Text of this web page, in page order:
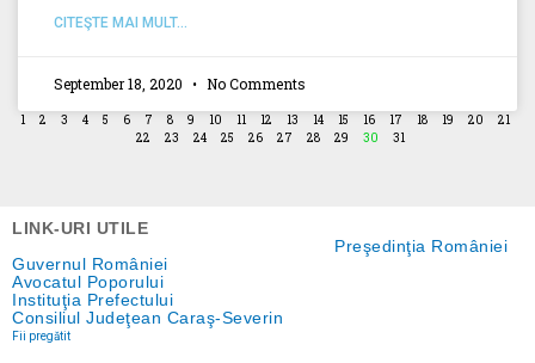
CITEŞTE MAI MULT...
September 18, 2020 No Comments
1 2 3 4 5 6 7 8 9 10 11 12 13 14 15 16 17 18 19 20
21
22
23 24 25 26 27 28 29 30 31
LINK-URI UTILE
Preşedinţia României
Guvernul României
Avocatul Poporului
Instituţia Prefectului
Consiliul Judeţean Caraş-Severin
Fii pregătit